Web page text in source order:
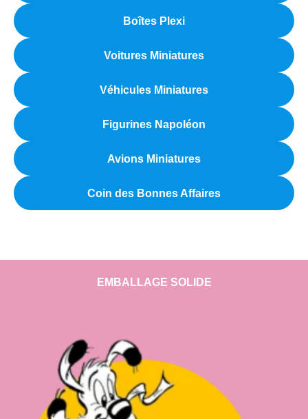
Boîtes Plexi
Voitures Miniatures
Véhicules Miniatures
Figurines Napoléon
Avions Miniatures
Coin des Bonnes Affaires
EMBALLAGE SOLIDE